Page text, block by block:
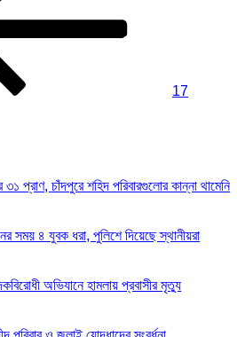
17
প্রাণ, চাঁদপুরে শহিদ পরিবারগুলোর কান্না থামেনি
সময় ৪ যুবক ধরা, পুলিশে দিয়েছে স্থানীয়রা
অভিযানে হামলায় প্রবাসীর মৃত্যু